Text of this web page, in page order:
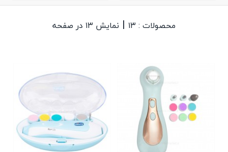
محصولات : ۱۳ | نمایش ۱۳ در صفحه